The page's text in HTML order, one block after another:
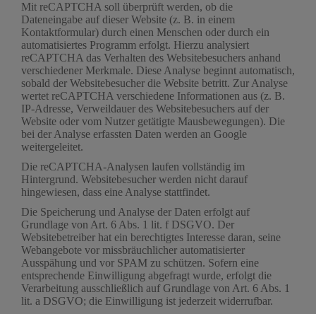
Mit reCAPTCHA soll überprüft werden, ob die
Dateneingabe auf dieser Website (z. B. in einem
Kontaktformular) durch einen Menschen oder durch ein
automatisiertes Programm erfolgt. Hierzu analysiert
reCAPTCHA das Verhalten des Websitebesuchers anhand
verschiedener Merkmale. Diese Analyse beginnt automatisch,
sobald der Websitebesucher die Website betritt. Zur Analyse
wertet reCAPTCHA verschiedene Informationen aus (z. B.
IP-Adresse, Verweildauer des Websitebesuchers auf der
Website oder vom Nutzer getätigte Mausbewegungen). Die
bei der Analyse erfassten Daten werden an Google
weitergeleitet.
Die reCAPTCHA-Analysen laufen vollständig im
Hintergrund. Websitebesucher werden nicht darauf
hingewiesen, dass eine Analyse stattfindet.
Die Speicherung und Analyse der Daten erfolgt auf
Grundlage von Art. 6 Abs. 1 lit. f DSGVO. Der
Websitebetreiber hat ein berechtigtes Interesse daran, seine
Webangebote vor missbräuchlicher automatisierter
Ausspähung und vor SPAM zu schützen. Sofern eine
entsprechende Einwilligung abgefragt wurde, erfolgt die
Verarbeitung ausschließlich auf Grundlage von Art. 6 Abs. 1
lit. a DSGVO; die Einwilligung ist jederzeit widerrufbar.